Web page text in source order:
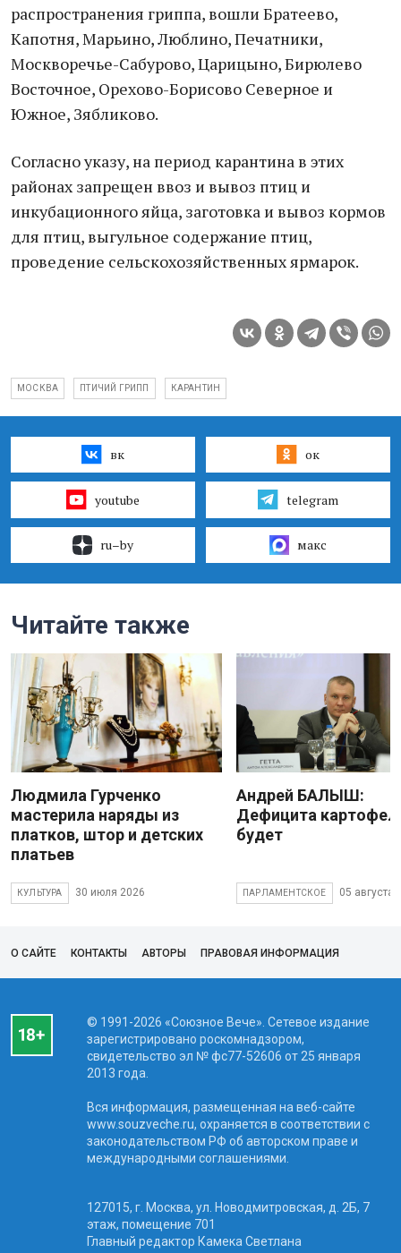
распространения гриппа, вошли Братеево,
Капотня, Марьино, Люблино, Печатники,
Москворечье-Сабурово, Царицыно, Бирюлево
Восточное, Орехово-Борисово Северное и
Южное, Зябликово.
Согласно указу, на период карантина в этих
районах запрещен ввоз и вывоз птиц и
инкубационного яйца, заготовка и вывоз кормов
для птиц, выгульное содержание птиц,
проведение сельскохозяйственных ярмарок.
МОСКВА ПТИЧИЙ ГРИПП КАРАНТИН
вк ок
youtube telegram
ru–by макс
Читайте также
Людмила Гурченко
мастерила наряды из
платков, штор и детских
платьев
КУЛЬТУРА 30 июля 2026
Андрей БАЛЫШ:
Дефицита
будет
ПАРЛАМЕНТСКОЕ 05 августа
О САЙТЕ КОНТАКТЫ АВТОРЫ ПРАВОВАЯ ИНФОРМАЦИЯ
© 1991-2026 «Союзное Вече». Сетевое издание
зарегистрировано роскомнадзором,
свидетельство эл № фc77-52606 от 25 января
2013 года.
Вся информация, размещенная на веб-сайте
www.souzveche.ru, охраняется в соответствии с
законодательством РФ об авторском праве и
международными соглашениями.
127015, г. Москва, ул. Новодмитровская, д. 2Б, 7
этаж, помещение 701
Главный редактор Камека Светлана